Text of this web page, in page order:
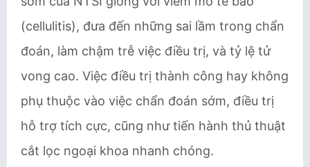
(cellulitis)​, đưa đến những sai lầm trong chẩn
đoán, làm chậm trễ việc điều trị, và tỷ lệ tử
vong cao. Việc điều trị thành công hay không
phụ thuộc vào việc chẩn đoán sớm, điều trị
hỗ trợ tích cực, cũng như tiến hành thủ thuật
cắt lọc ngoại khoa nhanh chóng.